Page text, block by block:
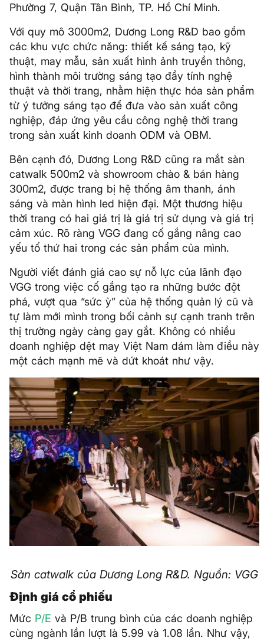
Phường 7, Quận Tân Bình, TP. Hồ Chí Minh.
Với quy mô 3000m2, Dương Long R&D bao gồm
các khu vực chức năng: thiết kế sáng tạo, kỹ
thuật, may mẫu, sản xuất hình ảnh truyền thông,
hình thành môi trường sáng tạo đầy tính nghệ
thuật và thời trang, nhằm hiện thực hóa sản phẩm
từ ý tưởng sáng tạo để đưa vào sản xuất công
nghiệp, đáp ứng yêu cầu công nghệ thời trang
trong sản xuất kinh doanh ODM và OBM.
Bên cạnh đó, Dương Long R&D cũng ra mắt sàn
catwalk 500m2 và showroom chào & bán hàng
300m2, được trang bị hệ thống âm thanh, ánh
sáng và màn hình led hiện đại. Một thương hiệu
thời trang có hai giá trị là giá trị sử dụng và giá trị
cảm xúc. Rõ ràng VGG đang cố gắng nâng cao
yếu tố thứ hai trong các sản phẩm của mình.
Người viết đánh giá cao sự nỗ lực của lãnh đạo
VGG trong việc cố gắng tạo ra những bước đột
phá, vượt qua “sức ỳ” của hệ thống quản lý cũ và
tự làm mới mình trong bối cảnh sự cạnh tranh trên
thị trường ngày càng gay gắt. Không có nhiều
doanh nghiệp dệt may Việt Nam dám làm điều này
một cách mạnh mẽ và dứt khoát như vậy.
Sàn catwalk của Dương Long R&D. Nguồn: VGG
Định giá cổ phiếu
Mức P/E và P/B trung bình của các doanh nghiệp
cùng ngành lần lượt là 5.99 và 1.08 lần. Như vậy,